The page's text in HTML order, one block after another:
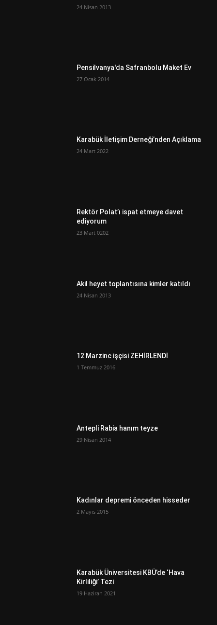
24 Nisan 2013
Pensilvanya'da Safranbolu Maket Ev
27 Ocak 2014
Karabük İletişim Derneği’nden Açıklama
24 Mart 2022
Rektör Polat’ı ispat etmeye davet
ediyorum
23 Mart 0202
Akil heyet toplantısına kimler katıldı
24 Nisan 2013
12 Marzinc işçisi ZEHİRLENDİ
1 Temmuz 2016
Antepli Rabia hanım teyze
29 Nisan 2014
Kadınlar depremi önceden hisseder
2 Mayıs 2015
Karabük Üniversitesi KBÜ’de ‘Hava
Kirliliği’ Tezi
19 Haziran 2021